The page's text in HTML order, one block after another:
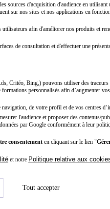
sources d'acquisition d'audience en
sur nos sites et nos applications en
utilisateurs afin d'améliorer nos produits et
de consultation et d'effectuer une
Critéo, Bing,) pouvons utiliser des
personnalisés afin d’augmenter
de votre profil et de vos centres
l'audience et proposer des contenus/
par Google conformément à leur
consentementen cliquant sur le lien "
et notre Politique relative aux
Tout accepter